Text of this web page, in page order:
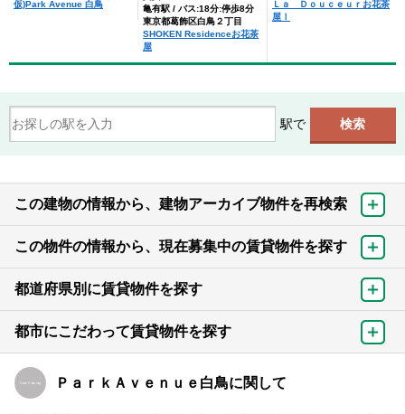
仮)Park Avenue 白鳥
亀有駅 / バス:18分:停歩8分
東京都葛飾区白鳥２丁目
SHOKEN Residenceお花茶
屋
Ｌａ Ｄｏｕｃｅｕｒお花茶
屋Ⅰ
駅で
この建物の情報から、建物アーカイブ物件を再検索
この物件の情報から、現在募集中の賃貸物件を探す
都道府県別に賃貸物件を探す
都市にこだわって賃貸物件を探す
ＰａｒｋＡｖｅｎｕｅ白鳥に関して